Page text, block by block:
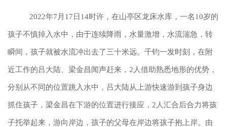
2022年7月17日14时许，在山亭区龙床水库，一名10岁的
孩子不慎掉入水中，由于连续降雨，水量激增，水流湍急，转
瞬间，孩子就被水流冲出去了三十米远。千钧一发时刻，在附
近工作的吕大陆、梁金昌闻声赶来，2人借助熟悉地形的优势，
分别从不同的位置跳入水中，吕大陆从上游快速游到孩子身边
抓住孩子，梁金昌在下游的位置进行接应，2人汇合后合力将孩
子托举起来，游向岸边，孩子的父母在岸边将孩子抱上岸。由